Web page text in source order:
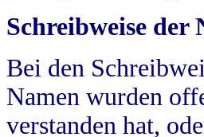
Schreibweise der
Bei den
Namen wurden
verstanden hat,